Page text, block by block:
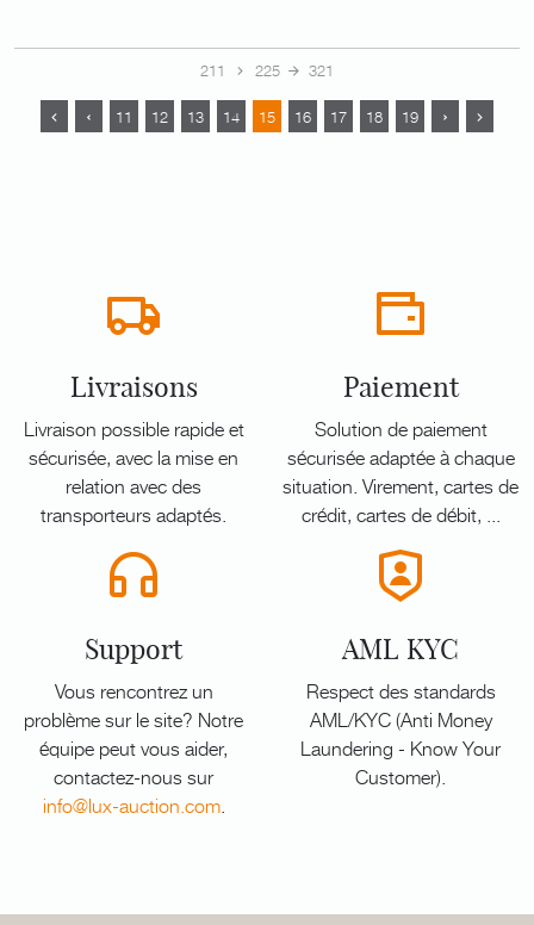
211 225 321
11 12 13 14 15 16 17 18 19
Livraisons
Livraison possible rapide et
sécurisée, avec la mise en
relation avec des
transporteurs adaptés.
Paiement
Solution de paiement
sécurisée adaptée à chaque
situation. Virement, cartes de
crédit, cartes de débit, ...
Support
Vous rencontrez un
problème sur le site? Notre
équipe peut vous aider,
contactez-nous sur
info@lux-auction.com.
AML KYC
Respect des standards
AML/KYC (Anti Money
Laundering - Know Your
Customer).